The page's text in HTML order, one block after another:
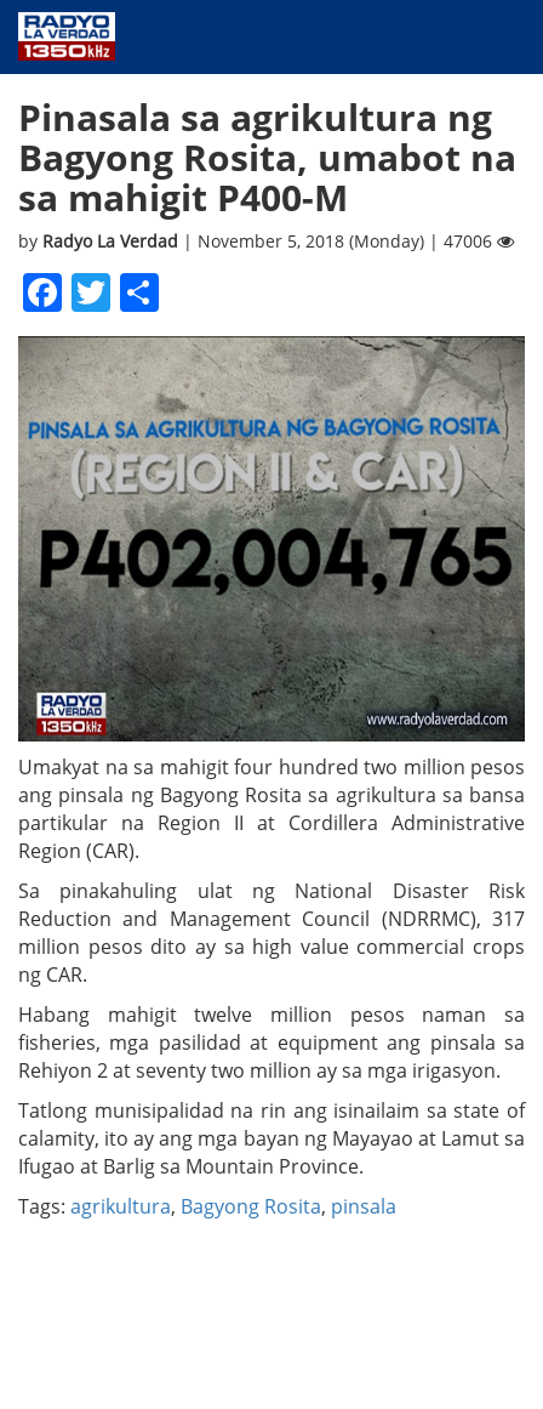
PUBLIC SERVICE
ANNOUNCEMENTS
PROGRAMS
ABOUT
Pinasala sa agrikultura ng
Bagyong Rosita, umabot na
sa mahigit P400-M
by Radyo La Verdad | November 5, 2018 (Monday) | 47006
Facebook
Twitter
Umakyat na sa mahigit four hundred two million pesos
ang pinsala ng Bagyong Rosita sa agrikultura sa bansa
partikular na Region II at Cordillera Administrative
Region (CAR).
Sa pinakahuling ulat ng National Disaster Risk
Reduction and Management Council (NDRRMC), 317
million pesos dito ay sa high value commercial crops
ng CAR.
Habang mahigit twelve million pesos naman sa
fisheries, mga pasilidad at equipment ang pinsala sa
Rehiyon 2 at seventy two million ay sa mga irigasyon.
Tatlong munisipalidad na rin ang isinailaim sa state of
calamity, ito ay ang mga bayan ng Mayayao at Lamut sa
Ifugao at Barlig sa Mountain Province.
Tags: agrikultura, Bagyong Rosita, pinsala